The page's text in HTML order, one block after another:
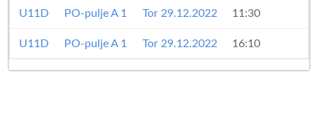
U11D PO-pulje A 1 Tor 29.12.2022 11:30
U11D PO-pulje A 1 Tor 29.12.2022 16:10